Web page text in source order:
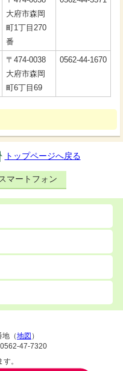
大府市森岡
町1丁目270
番
〒474-0038
大府市森岡
町6丁目69
0562-44-1670
トップページへ戻る
マートフォン
（地図 ）
47-7320
。